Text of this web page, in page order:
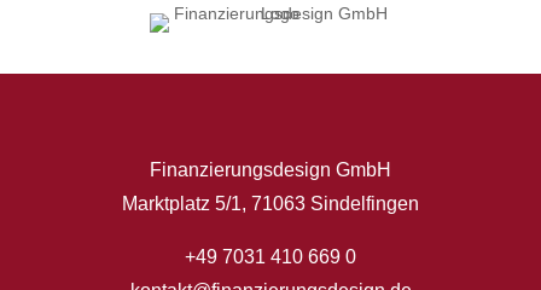
Finanzierungsdesign GmbH
Marktplatz 5/1, 71063 Sindelfingen
+49 7031 410 669 0Kundenbewertungen und Erfahrungen zu
Finanzierungsdesign GmbH